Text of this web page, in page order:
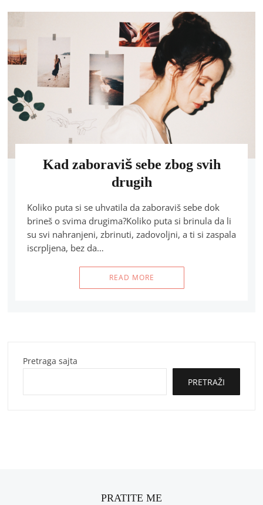
Kad zaboraviš sebe zbog svih
drugih
Koliko puta si se uhvatila da zaboraviš sebe dok
brineš o svima drugima?Koliko puta si brinula da li
su svi nahranjeni, zbrinuti, zadovoljni, a ti si zaspala
iscrpljena, bez da…
READ MORE
Pretraga sajta
PRETRAŽI
PRATITE ME